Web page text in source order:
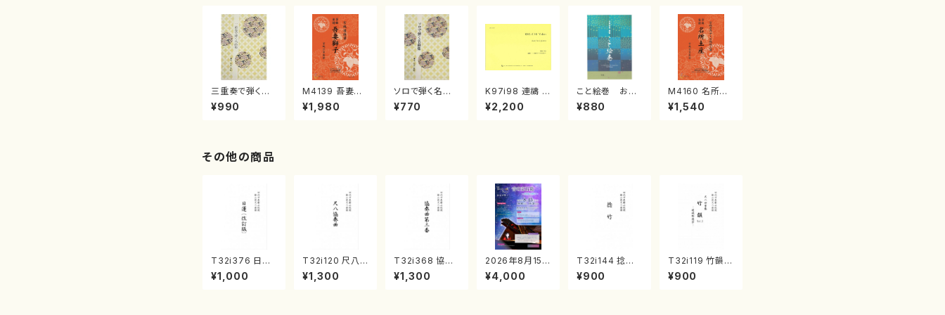
三重奏で弾く名
曲集 クリスマ
スメドレー( 箏
¥990
M4139 吾妻獅
子《箏曲楽譜》
（箏/宮城道雄
¥1,980
ソロで弾く名曲
集 クリスマス・
イブ／恋人がサ
¥770
K97i98 連禱 :
2台ピアノのため
の（2 Pianos /
¥2,200
こと絵巻 お江
戸日本橋
¥880
M4160 名所土
産《箏曲楽譜》
（箏/宮城喜代
¥1,540
その他の商品
T32i376 日蓮
（改訂版）（尺八/
宮城道雄/楽譜）
¥1,000
T32i120 尺八
協奏曲（尺八/二
代 山本邦山/尺
¥1,300
T32i368 協奏
曲第三番（尺八/
唯是震一/楽譜）
¥1,300
2026年8月15日
（土）野尻多佳子
ピアノリサイタ
¥4,000
T32i144 捻竹
（尺八/一瀬星山/
尺八/都山式譜）
¥900
T32i119 竹韻 V
OL2 ～嵯峨野
遊歩～（尺八/野
¥900